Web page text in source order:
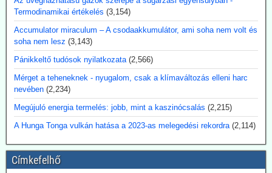
Kommentárunk: Véleményünk szerint az utalás a 3D-nyomtatóra
egy figyelemfölkeltő reklámfogás - egy reaktor igényesebb annál,
hogy a 3D-nyomtatóra bízzuk megépítését.
2026.07.17. Blackout News: Argentína
magánbefektetői finanszírozással kíván
atomerőművet létesíteni
Argentína az Atucha-i atomerőmű-telepen egy új, körülbelül 300
megawatt teljesítményű atomreaktort kíván építeni. A projektet
teljes egészében magánforrásokból finanszírozzák, és a beruházás
összege várhatóan eléri az 1,2 milliárd amerikai dollárt. Luis Caputo
fejlesztőjével, a Meitner Energy vállalattal közösen. A vállalat az
ACR-300 nevű argentin reaktortervet kívánja elsőként kereskedelmi
Termodinamikai értékelés (3,154)
Accumulator miraculum – A csodaakkumulátor, ami soha nem volt és
soha nem lesz (3,143)
Pánikkeltő tudósok nyilatkozata (2,566)
Mérget a teheneknek - nyugalom, csak a klímaváltozás elleni harc
nevében (2,234)
Megújuló energia termelés: jobb, mint a kaszinócsalás (2,215)
A Hunga Tonga vulkán hatása a 2023-as melegedési rekordra (2,114)
Címkefelhő